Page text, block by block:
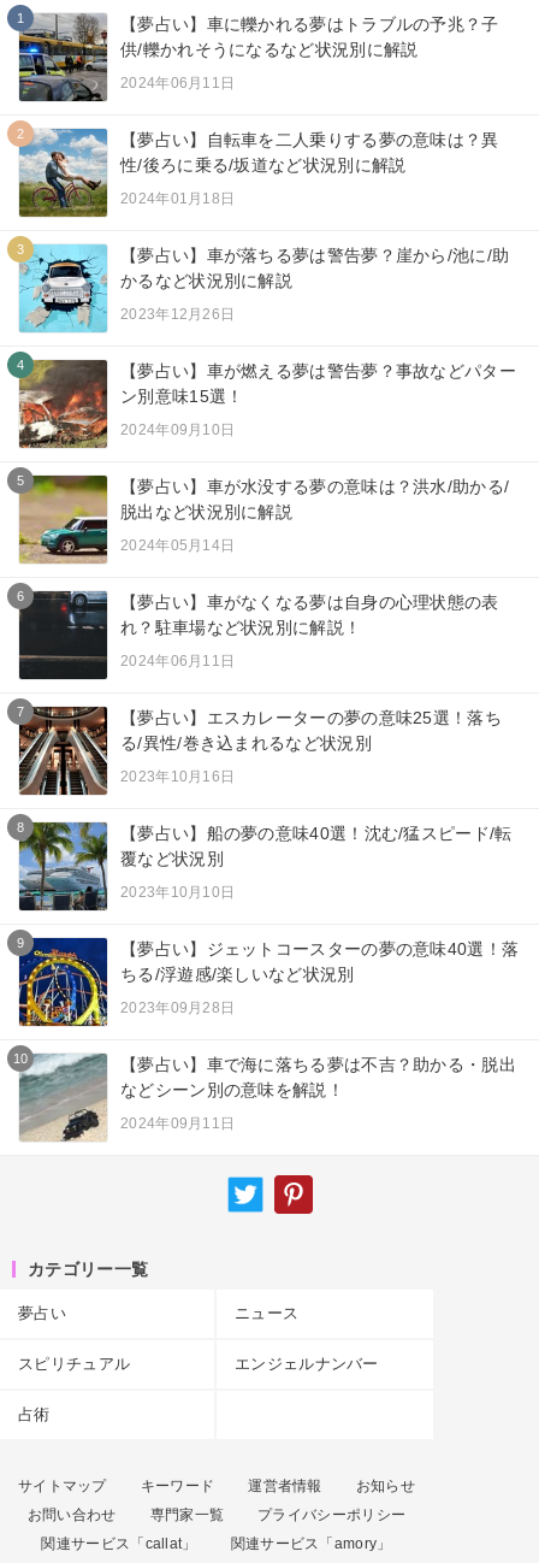
1
【夢占い】車に轢かれる夢はトラブルの予兆？子
供/轢かれそうになるなど状況別に解説
2024年06月11日
2
【夢占い】自転車を二人乗りする夢の意味は？異
性/後ろに乗る/坂道など状況別に解説
2024年01月18日
3
【夢占い】車が落ちる夢は警告夢？崖から/池に/助
かるなど状況別に解説
2023年12月26日
4
【夢占い】車が燃える夢は警告夢？事故などパター
ン別意味15選！
2024年09月10日
5
【夢占い】車が水没する夢の意味は？洪水/助かる/
脱出など状況別に解説
2024年05月14日
6
【夢占い】車がなくなる夢は自身の心理状態の表
れ？駐車場など状況別に解説！
2024年06月11日
7
【夢占い】エスカレーターの夢の意味25選！落ち
る/異性/巻き込まれるなど状況別
2023年10月16日
8
【夢占い】船の夢の意味40選！沈む/猛スピード/転
覆など状況別
2023年10月10日
9
【夢占い】ジェットコースターの夢の意味40選！落
ちる/浮遊感/楽しいなど状況別
2023年09月28日
10
【夢占い】車で海に落ちる夢は不吉？助かる・脱出
などシーン別の意味を解説！
2024年09月11日
カテゴリー一覧
夢占い ニュース
スピリチュアル エンジェルナンバー
占術
サイトマップ キーワード 運営者情報
お知らせ
お問い合わせ
専門家一覧
プライバシーポリシー
関連サービス「callat」
関連サービス「amory」